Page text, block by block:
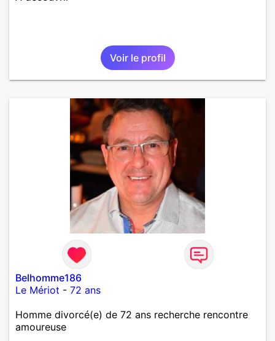
Voir le profil
Belhomme186
Le Mériot - 72 ans
Homme divorcé(e) de 72 ans recherche rencontre
amoureuse